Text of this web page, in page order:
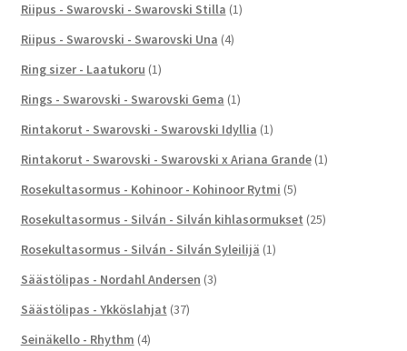
Riipus - Swarovski - Swarovski Stilla (1)
Riipus - Swarovski - Swarovski Una (4)
Ring sizer - Laatukoru (1)
Rings - Swarovski - Swarovski Gema (1)
Rintakorut - Swarovski - Swarovski Idyllia (1)
Rintakorut - Swarovski - Swarovski x Ariana Grande (1)
Rosekultasormus - Kohinoor - Kohinoor Rytmi (5)
Rosekultasormus - Silván - Silván kihlasormukset (25)
Rosekultasormus - Silván - Silván Syleilijä (1)
Säästölipas - Nordahl Andersen (3)
Säästölipas - Ykköslahjat (37)
Seinäkello - Rhythm (4)